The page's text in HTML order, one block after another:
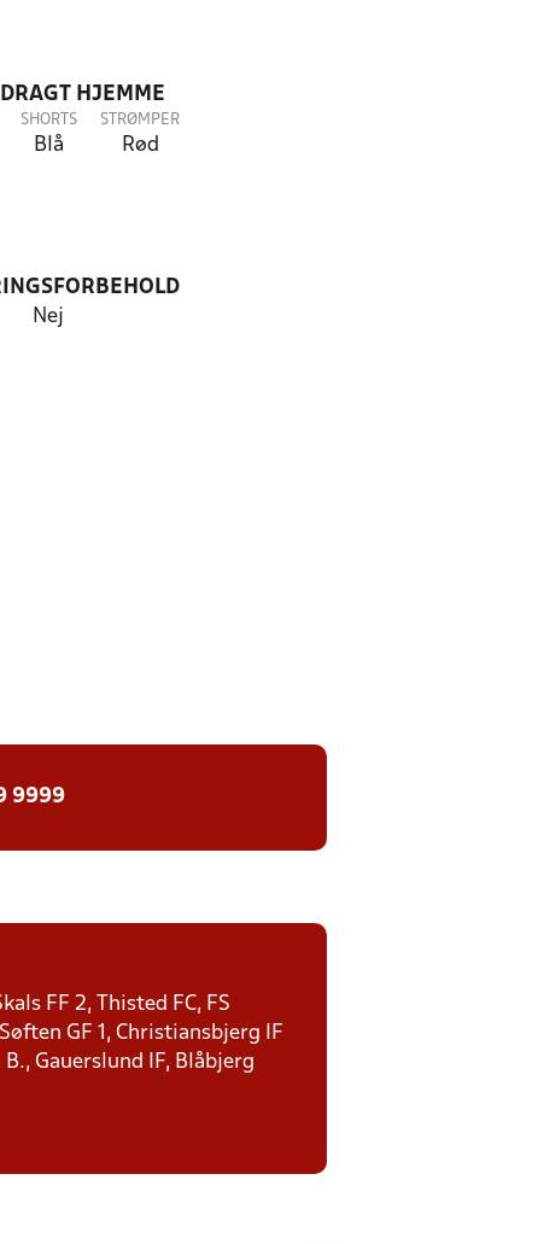
HJEMME
SHORTS
Blå
STRØMPER
Rød
Nej
9999
FF 2, Thisted FC, FS
GF 1, Christiansbjerg IF
Gauerslund IF, Blåbjerg